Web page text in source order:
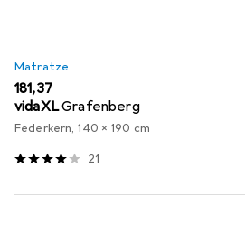
Matratze
EUR
181,37
vidaXLGrafenberg
Federkern, 140 x 190 cm
21